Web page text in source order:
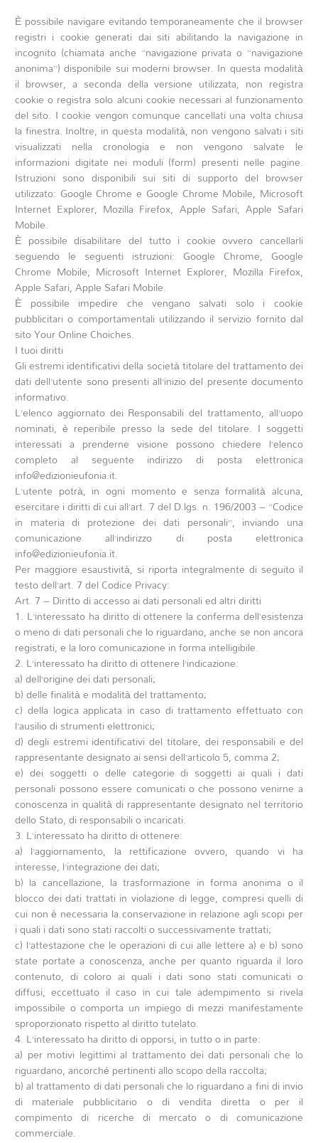
È possibile navigare evitando temporaneamente che il browser
registri i cookie generati dai siti abilitando la navigazione in
incognito (chiamata anche “navigazione privata o “navigazione
anonima”) disponibile sui moderni browser. In questa modalità
il browser, a seconda della versione utilizzata, non registra
cookie o registra solo alcuni cookie necessari al funzionamento
del sito. I cookie vengon comunque cancellati una volta chiusa
la finestra. Inoltre, in questa modalità, non vengono salvati i siti
visualizzati nella cronologia e non vengono salvate le
informazioni digitate nei moduli (form) presenti nelle pagine.
Istruzioni sono disponibili sui siti di supporto del browser
utilizzato: Google Chrome e Google Chrome Mobile, Microsoft
Internet Explorer, Mozilla Firefox, Apple Safari, Apple Safari
Mobile.
È possibile disabilitare del tutto i cookie ovvero cancellarli
seguendo le seguenti istruzioni: Google Chrome, Google
Chrome Mobile, Microsoft Internet Explorer, Mozilla Firefox,
Apple Safari, Apple Safari Mobile.
È possibile impedire che vengano salvati solo i cookie
pubblicitari o comportamentali utilizzando il servizio fornito dal
sito Your Online Choiches.
I tuoi diritti
Gli estremi identificativi della società titolare del trattamento dei
dati dell’utente sono presenti all’inizio del presente documento
informativo.
L’elenco aggiornato dei Responsabili del trattamento, all’uopo
nominati, è reperibile presso la sede del titolare. I soggetti
interessati a prenderne visione possono chiedere l’elenco
completo al seguente indirizzo di posta elettronica
info@edizionieufonia.it.
L’utente potrà, in ogni momento e senza formalità alcuna,
esercitare i diritti di cui all’art. 7 del D.lgs. n. 196/2003 – “Codice
in materia di protezione dei dati personali”, inviando una
comunicazione all’indirizzo di posta elettronica
info@edizionieufonia.it.
Per maggiore esaustività, si riporta integralmente di seguito il
testo dell’art. 7 del Codice Privacy:
Art. 7 – Diritto di accesso ai dati personali ed altri diritti
1. L’interessato ha diritto di ottenere la conferma dell’esistenza
o meno di dati personali che lo riguardano, anche se non ancora
registrati, e la loro comunicazione in forma intelligibile.
2. L’interessato ha diritto di ottenere l’indicazione:
a) dell’origine dei dati personali;
b) delle finalità e modalità del trattamento;
c) della logica applicata in caso di trattamento effettuato con
l’ausilio di strumenti elettronici;
d) degli estremi identificativi del titolare, dei responsabili e del
rappresentante designato ai sensi dell’articolo 5, comma 2;
e) dei soggetti o delle categorie di soggetti ai quali i dati
personali possono essere comunicati o che possono venirne a
conoscenza in qualità di rappresentante designato nel territorio
dello Stato, di responsabili o incaricati.
3. L’interessato ha diritto di ottenere:
a) l’aggiornamento, la rettificazione ovvero, quando vi ha
interesse, l’integrazione dei dati;
b) la cancellazione, la trasformazione in forma anonima o il
blocco dei dati trattati in violazione di legge, compresi quelli di
cui non è necessaria la conservazione in relazione agli scopi per
i quali i dati sono stati raccolti o successivamente trattati;
c) l’attestazione che le operazioni di cui alle lettere a) e b) sono
state portate a conoscenza, anche per quanto riguarda il loro
contenuto, di coloro ai quali i dati sono stati comunicati o
diffusi, eccettuato il caso in cui tale adempimento si rivela
impossibile o comporta un impiego di mezzi manifestamente
sproporzionato rispetto al diritto tutelato.
4. L’interessato ha diritto di opporsi, in tutto o in parte:
a) per motivi legittimi al trattamento dei dati personali che lo
riguardano, ancorché pertinenti allo scopo della raccolta;
b) al trattamento di dati personali che lo riguardano a fini di invio
di materiale pubblicitario o di vendita diretta o per il
compimento di ricerche di mercato o di comunicazione
commerciale.